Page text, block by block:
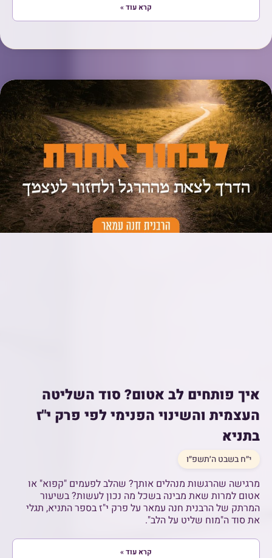
קרא עוד »
איך פותחים לב אטום? סוד השליטה
העצמית והשינוי הפנימי לפי פרק י"ז
בתניא
י״ח בשבט ה׳תשפ״ו
מרגישה שהרגשות מנהלים אותך? שהלב לפעמים "קפוא" או
אטום למרות שאת מבינה בשכל מה נכון לעשות? בשיעור
המרתק של הרבנית חנה עמאר על פרק י"ז בספר התניא, תגלי
את סוד ה"מוח שליט על הלב".
קרא עוד »